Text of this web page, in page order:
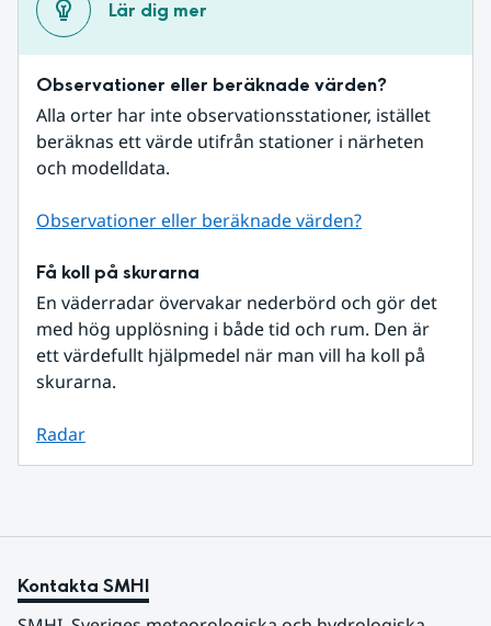
Lär dig mer
Observationer eller beräknade värden?
Alla orter har inte observationsstationer, istället
beräknas ett värde utifrån stationer i närheten
och modelldata.
Observationer eller beräknade värden?
Få koll på skurarna
En väderradar övervakar nederbörd och gör det
med hög upplösning i både tid och rum. Den är
ett värdefullt hjälpmedel när man vill ha koll på
skurarna.
Radar
Kontakta SMHI